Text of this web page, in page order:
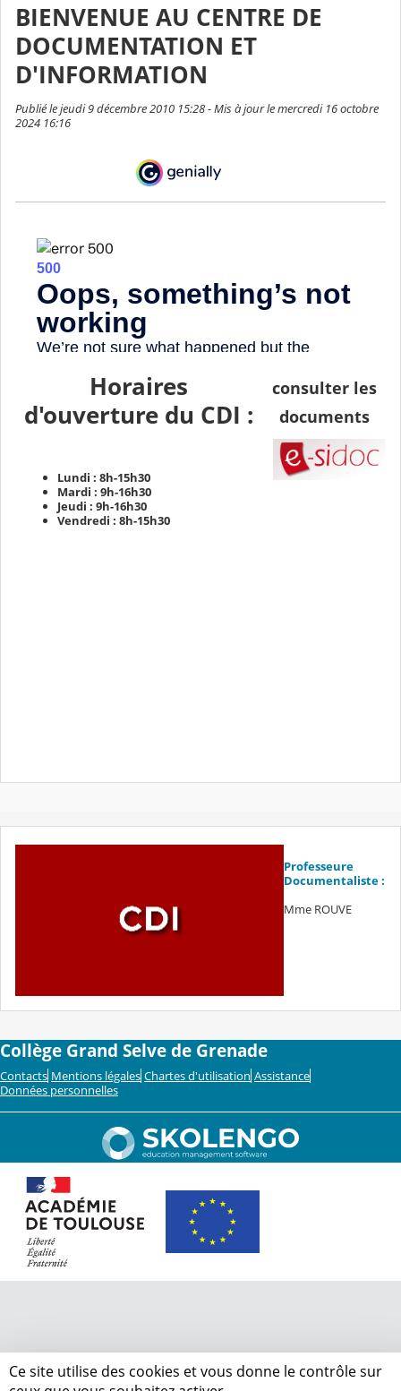
BIENVENUE AU CENTRE DE
DOCUMENTATION ET
D'INFORMATION
Publié le jeudi 9 décembre 2010 15:28 - Mis à jour le mercredi 16 octobre
2024 16:16
Horaires
d'ouverture du CDI :
Lundi : 8h-15h30
Mardi : 9h-16h30
Jeudi : 9h-16h30
Vendredi : 8h-15h30
consulterles
documents
Professeure
Documentaliste :
Mme ROUVE
Collège Grand Selve de Grenade
Contacts Mentions légales Chartes d'utilisation Assistance
Données personnelles
Ce site utilise des cookies et vous donne le contrôle sur